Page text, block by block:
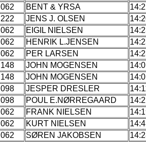
062 BENT & YRSA
222 JENS J. OLSEN
062 EIGIL NIELSEN
062 HENRIK L.JENSEN
062 PER LARSEN
148 JOHN MOGENSEN
148 JOHN MOGENSEN
098 JESPER DRESLER
098 POUL E.NØRREGAARD
062 FRANK NIELSEN
062 KURT NIELSEN
062 SØREN JAKOBSEN